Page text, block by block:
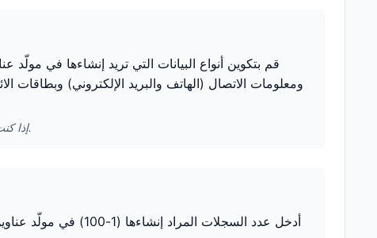
قم بتكوين أنواع البيانات التي تريد إنشاءها في مولّد
ومعلومات الاتصال (الهاتف والبريد الإلكتروني) وبطاقات
إذا كنت تحتاج فقط إلى معلومات العنوان، يمكنك إلغاء تحديد الخيارات الأخرى لتسريع الإنشاء.
أدخل عدد السجلات